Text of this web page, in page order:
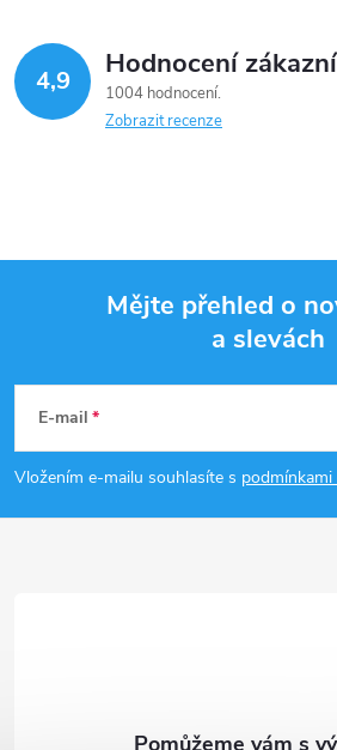
4,9 Hodnocení
1004 hodnocení
Zobrazit recenze
p
Mějte přehled o
a slevách
E-mail
Vložením e-mailu souhlasíte s